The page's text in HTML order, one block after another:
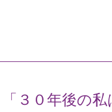
「３０年後の